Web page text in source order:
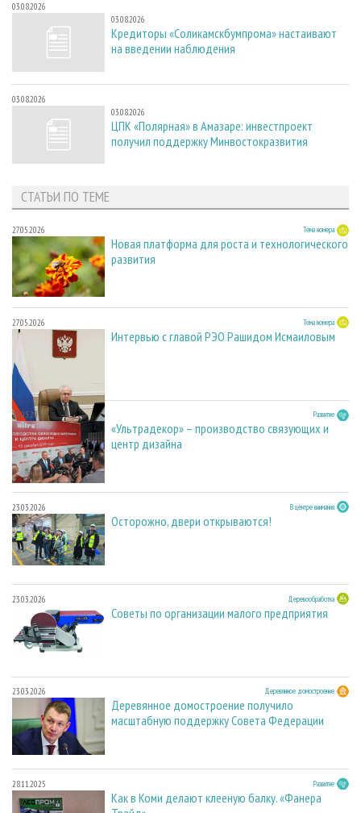
03.08.2026
03.08.2026
Кредиторы «Соликамскбумпрома» настаивают
на введении наблюдения
03.08.2026
03.08.2026
ЦПК «Полярная» в Амазаре: инвестпроект
получил поддержку Минвостокразвития
СТАТЬИ ПО ТЕМЕ
27.05.2026 Тема номера
Новая платформа для роста и технологического
развития
27.05.2026 Тема номера
Интервью с главой РЭО Рашидом Исмаиловым
23.03.2026 Развитие
«Ультрадекор» – производство связующих и
центр дизайна
23.03.2026 В центре внимания
Осторожно, двери открываются!
23.03.2026 Деревообработка
Советы по организации малого предприятия
23.03.2026 Деревянное домостроение
Деревянное домостроение получило
масштабную поддержку Совета Федерации
28.11.2025 Развитие
Как в Коми делают клееную балку. «Фанера